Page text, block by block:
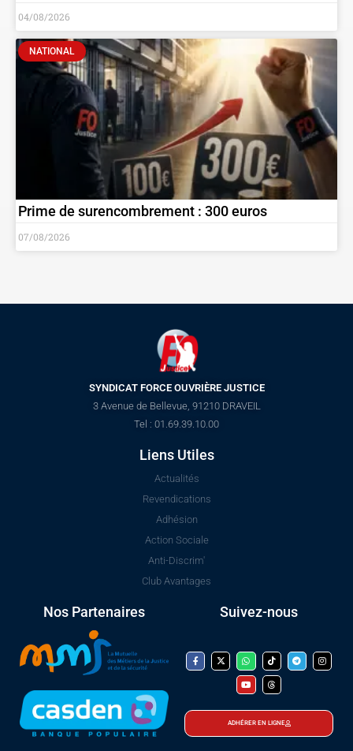
04/08/2026
NATIONAL
Prime de surencombrement : 300 euros
07/08/2026
SYNDICAT FORCE OUVRIÈRE JUSTICE
3 Avenue de Bellevue, 91210 DRAVEIL
Tel : 01.69.39.10.00
Liens Utiles
Actualités
Revendications
Adhésion
Action Sociale
Anti-Discrim'
Club Avantages
Nos Partenaires Suivez-nous
ADHÉRER EN LIGNE